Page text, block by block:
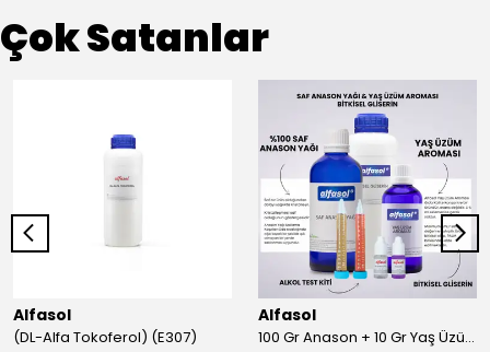
Çok Satanlar
Alfasol
(DL-Alfa Tokoferol) (E307)
Alfasol
100 Gr Anason + 10 Gr Yaş Üzüm + 250 Gr Gliserin + Alkol Test Kiti